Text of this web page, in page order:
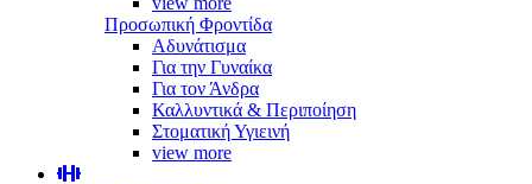
Προσωπική Φροντίδα
Αδυνάτισμα
Για την Γυναίκα
Για τον Άνδρα
Καλλυντικά & Περιποίηση
Στοματική Υγιεινή
view more